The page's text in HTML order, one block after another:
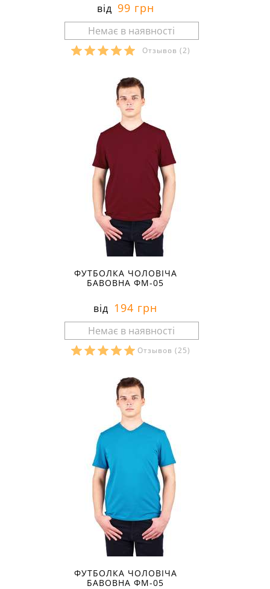
від 99 грн
Отзывов (2)
ФУТБОЛКА ЧОЛОВІЧА
БАВОВНА ФМ-05
від 194 грн
Отзывов (25)
ФУТБОЛКА ЧОЛОВІЧА
БАВОВНА ФМ-05